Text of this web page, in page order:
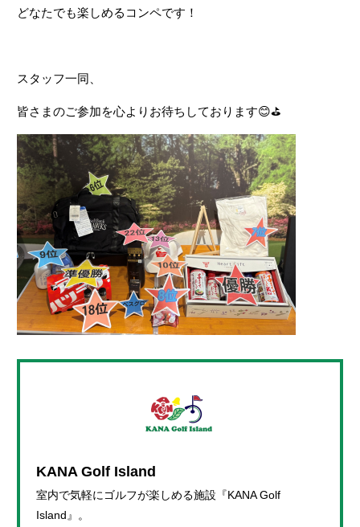
どなたでも楽しめるコンペです！
スタッフ一同、
皆さまのご参加を心よりお待ちしております😊⛳️
KANA Golf Island
室内で気軽にゴルフが楽しめる施設『KANA Golf
Island』。